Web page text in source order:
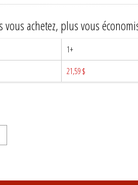
achetez, plus vous
1+
21,59 $